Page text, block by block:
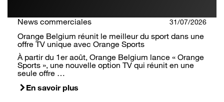
News commerciales 31/07/2026
Orange Belgium réunit le meilleur du sport dans une
offre TV unique avec Orange Sports
À partir du 1er août, Orange Belgium lance « Orange
Sports », une nouvelle option TV qui réunit en une
seule offre …
En savoir plus